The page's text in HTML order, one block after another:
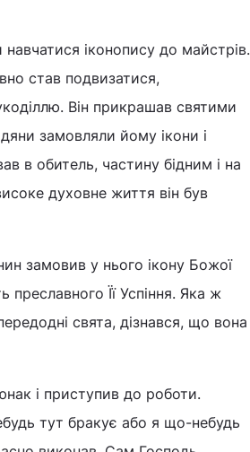
іконопису до майстрів.
став подвизатися,
Він прикрашав святими
замовляли йому ікони і
в обитель, частину бідним і на
духовне життя він був
замовив у нього ікону Божої
преславного Її Успіння. Яка ж
свята, дізнався, що вона
і приступив до роботи.
тут бракує або я що-небудь